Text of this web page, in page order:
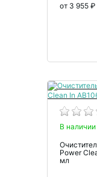
от 3 955 ₽
В наличии
Power
мл